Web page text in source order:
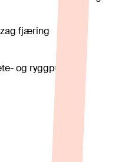
fjæring
og ryggpute